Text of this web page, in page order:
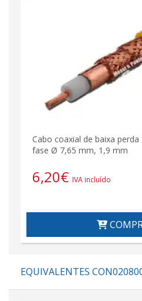
Cabo coaxial de baixa perda
fase Ø 7,65 mm, 1,9 mm
6,20€ IVA incluído
EQUIVALENTES